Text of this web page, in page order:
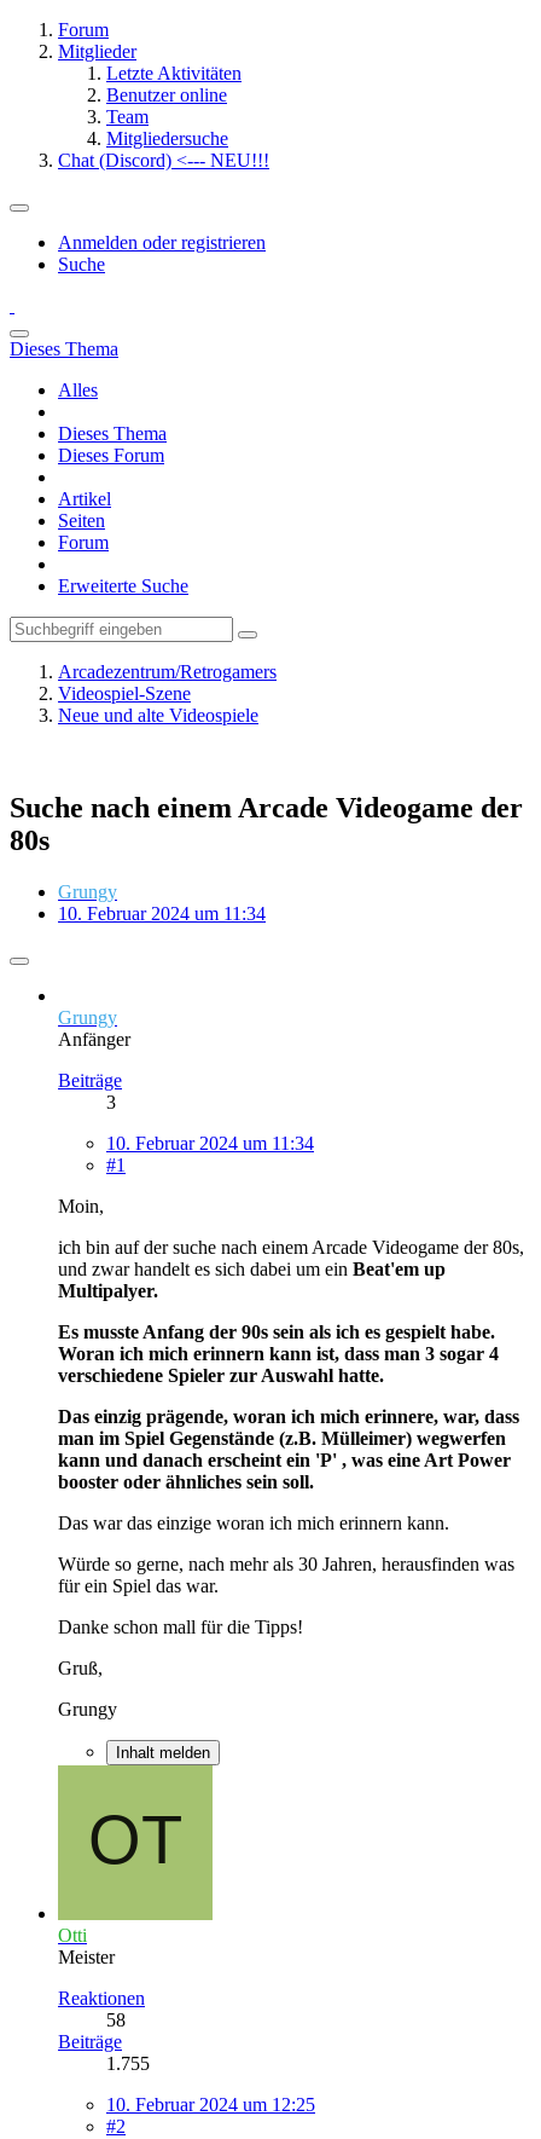
Forum
Mitglieder
Letzte Aktivitäten
Benutzer online
Team
Mitgliedersuche
Chat (Discord) <--- NEU!!!
Anmelden oder registrieren
Suche
Dieses Thema
Alles
Dieses Thema
Dieses Forum
Artikel
Seiten
Forum
Erweiterte Suche
Arcadezentrum/Retrogamers
Videospiel-Szene
Neue und alte Videospiele
Suche nach einem Arcade Videogame der
80s
Grungy
10. Februar 2024 um 11:34
Grungy
Anfänger
Beiträge
3
10. Februar 2024 um 11:34
#1
Moin,
ich bin auf der suche nach einem Arcade Videogame der 80s,
und zwar handelt es sich dabei um ein Beat'em up
Multipalyer.
Es musste Anfang der 90s sein als ich es gespielt habe.
Woran ich mich erinnern kann ist, dass man 3 sogar 4
verschiedene Spieler zur Auswahl hatte.
Das einzig prägende, woran ich mich erinnere, war, dass
man im Spiel Gegenstände (z.B. Mülleimer) wegwerfen
kann und danach erscheint ein 'P' , was eine Art Power
booster oder ähnliches sein soll.
Das war das einzige woran ich mich erinnern kann.
Würde so gerne, nach mehr als 30 Jahren, herausfinden was
für ein Spiel das war.
Danke schon mall für die Tipps!
Gruß,
Grungy
Inhalt melden
Otti
Meister
Reaktionen
58
Beiträge
1.755
10. Februar 2024 um 12:25
#2